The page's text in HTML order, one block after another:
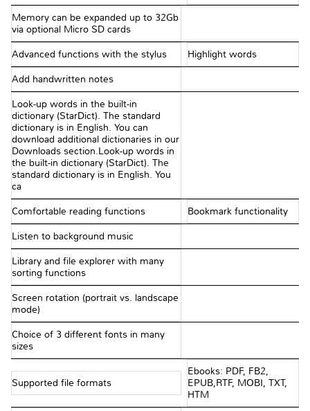
Memory can be expanded up to 32Gb
via optional Micro SD cards
Advanced functions with the stylus Highlight words
Add handwritten notes
Look-up words in the built-in
dictionary (StarDict). The standard
dictionary is in English. You can
download additional dictionaries in our
Downloads section.Look-up words in
the built-in dictionary (StarDict). The
standard dictionary is in English. You
ca
Comfortable reading functions Bookmark functionality
Listen to background music
Library and file explorer with many
sorting functions
Screen rotation (portrait vs. landscape
mode)
Choice of 3 different fonts in many
sizes
Supported file formats
Ebooks: PDF, FB2,
EPUB,RTF, MOBI, TXT,
HTM